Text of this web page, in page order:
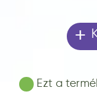
+
Ezt a